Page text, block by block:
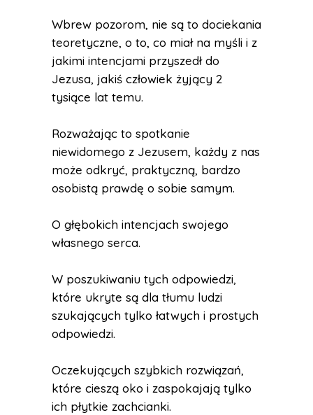
Wbrew pozorom, nie są to dociekania
teoretyczne, o to, co miał na myśli i z
jakimi intencjami przyszedł do
Jezusa, jakiś człowiek żyjący 2
tysiące lat temu.
Rozważając to spotkanie
niewidomego z Jezusem, każdy z nas
może odkryć, praktyczną, bardzo
osobistą prawdę o sobie samym.
O głębokich intencjach swojego
własnego serca.
W poszukiwaniu tych odpowiedzi,
które ukryte są dla tłumu ludzi
szukających tylko łatwych i prostych
odpowiedzi.
Oczekujących szybkich rozwiązań,
które cieszą oko i zaspokajają tylko
ich płytkie zachcianki.